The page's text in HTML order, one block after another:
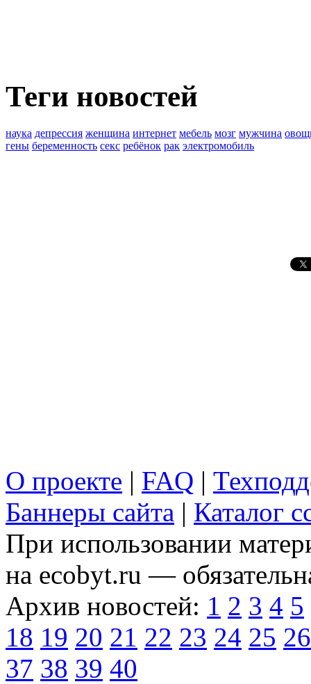
Теги новостей
наука депрессия женщина интернет мебель мозг мужчина
гены беременность секс ребёнок рак электромобиль
О проекте | FAQ |
Баннеры сайта | Каталог
При использовании
на ecobyt.ru —
Архив новостей: 1 2 3 4 5
18 19 20 21 22 23 24 25 26
37 38 39 40